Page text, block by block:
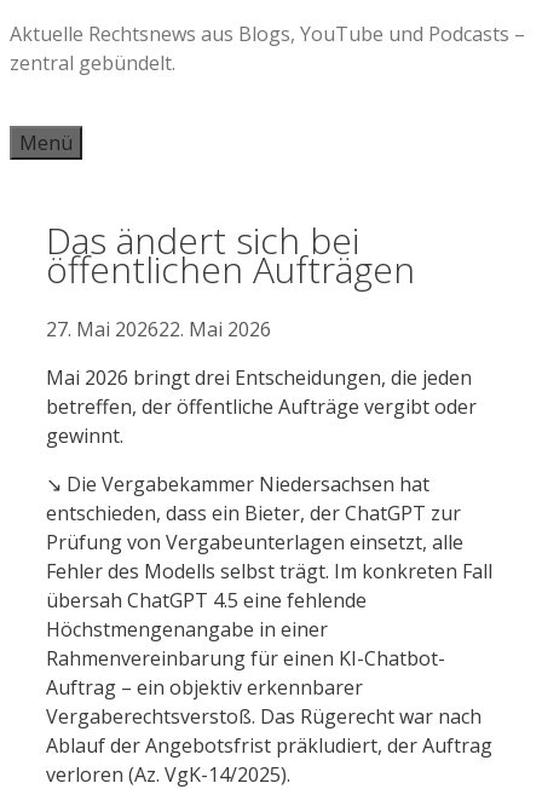
Zum
Inhalt
Aktuelle Rechtsnews aus Blogs, YouTube und Podcasts –
zentral gebündelt.
Menü
Das ändert sich bei
öffentlichen Aufträgen
27. Mai 202622. Mai 2026
Mai 2026 bringt drei Entscheidungen, die jeden
betreffen, der öffentliche Aufträge vergibt oder
gewinnt.
↘️ Die Vergabekammer Niedersachsen hat
entschieden, dass ein Bieter, der ChatGPT zur
Prüfung von Vergabeunterlagen einsetzt, alle
Fehler des Modells selbst trägt. Im konkreten Fall
übersah ChatGPT 4.5 eine fehlende
Höchstmengenangabe in einer
Rahmenvereinbarung für einen KI-Chatbot-
Auftrag – ein objektiv erkennbarer
Vergaberechtsverstoß. Das Rügerecht war nach
Ablauf der Angebotsfrist präkludiert, der Auftrag
verloren (Az. VgK-14/2025).